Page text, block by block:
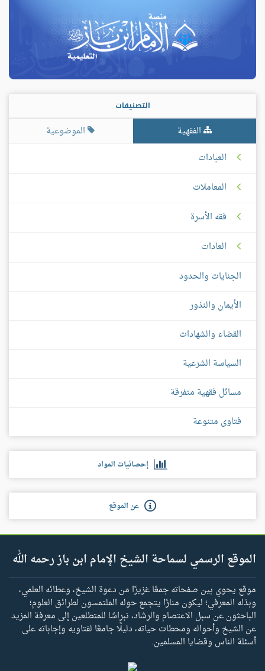
التصنيفات
الفقهية
الموضوعية
العبادات
المعاملات
فقه الأسرة
العادات
الجنايات والحدود
الأيمان والنذور
القضاء والشهادات
السياسة الشرعية
مسائل فقهية متفرقة
فتاوى متنوعة
إحصائيات المواد
عن الموقع
الموقع الرسمي لسماحة الشيخ الإمام ابن باز رحمه الله
موقع يحوي بين صفحاته جمعًا غزيرًا من دعوة الشيخ، وعطائه العلمي،
وبذله المعرفي؛ ليكون منارًا يتجمع حوله الملتمسون لطرائق العلوم؛
الباحثون عن سبل الاعتصام والرشاد، نبراسًا للمتطلعين إلى معرفة المزيد
عن الشيخ وأحواله ومحطات حياته، دليلًا جامعًا لفتاويه وإجاباته على
أسئلة الناس وقضايا المسلمين.